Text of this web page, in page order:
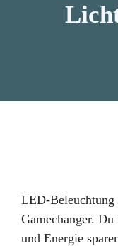
LED-
Gamechanger.
und Energie